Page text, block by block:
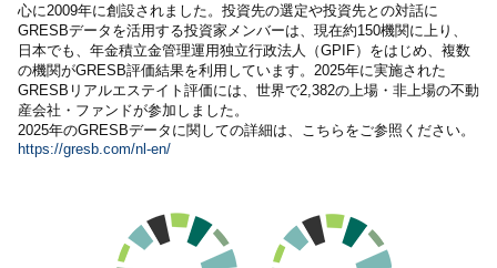
心に2009年に創設されました。投資先の選定や投資先との対話に
GRESBデータを活用する投資家メンバーは、現在約150機関に上り、
日本でも、年金積立金管理運用独立行政法人（GPIF）をはじめ、複数
の機関がGRESB評価結果を利用しています。2025年に実施された
GRESBリアルエステイト評価には、世界で2,382の上場・非上場の不動
産会社・ファンドが参加しました。
2025年のGRESBデータに関しての詳細は、こちらをご参照ください。
https://gresb.com/nl-en/